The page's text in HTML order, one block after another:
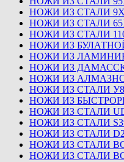
НОЖИ ИЗ СТАЛИ
НОЖИ ИЗ СТАЛИ
НОЖИ ИЗ СТАЛИ
НОЖИ ИЗ
НОЖИ ИЗ
НОЖИ ИЗ
НОЖИ ИЗ
НОЖИ ИЗ СТАЛИ У8
НОЖИ ИЗ
НОЖИ ИЗ СТАЛИ
НОЖИ ИЗ СТАЛИ
НОЖИ ИЗ СТАЛИ D2
НОЖИ ИЗ СТАЛИ
НОЖИ ИЗ СТАЛИ